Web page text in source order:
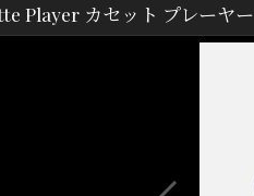
Player カセット プレーヤー